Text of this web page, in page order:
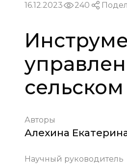
16.12.2023 240
Авторы
Алехина
Научный руководитель